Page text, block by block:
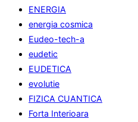
ENERGIA
energia cosmica
Eudeo-tech-a
eudetic
EUDETICA
evolutie
FIZICA CUANTICA
Forta Interioara